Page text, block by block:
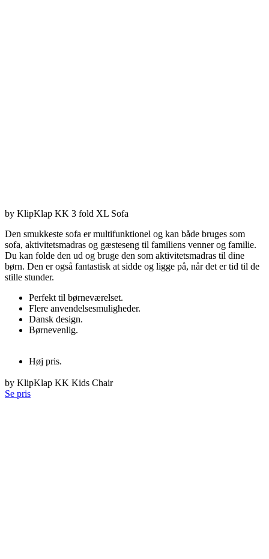
by KlipKlap KK 3 fold XL Sofa
Den smukkeste sofa er multifunktionel og kan både bruges som
sofa, aktivitetsmadras og gæsteseng til familiens venner og familie.
Du kan folde den ud og bruge den som aktivitetsmadras til dine
børn. Den er også fantastisk at sidde og ligge på, når det er tid til de
stille stunder.
Perfekt til børneværelset.
Flere anvendelsesmuligheder.
Dansk design.
Børnevenlig.
Høj pris.
by KlipKlap KK Kids Chair
Se pris